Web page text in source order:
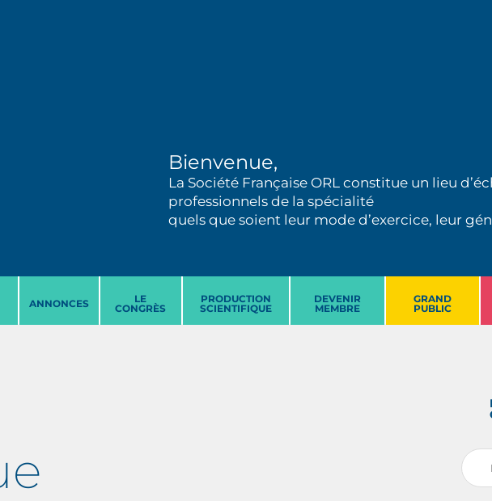
Bienvenue,
La Société Française ORL constitue un lieu
professionnels de la spécialité
quels que soient leur mode d’exercice, leur
ANNONCES
LE
CONGRÈS
PRODUCTION
SCIENTIFIQUE
DEVENIR
MEMBRE
GRAND
PUBLIC